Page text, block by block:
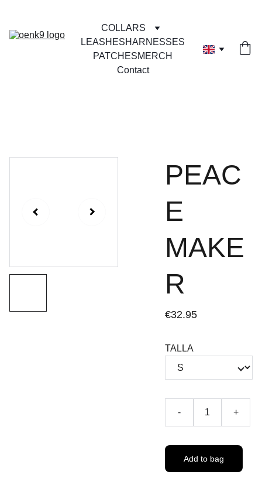
COLLARS
LEASHESHARNESSES
PATCHESMERCH
Contact
PEAC
E
MAKE
R
€32.95
TALLA
- +
Add to bag